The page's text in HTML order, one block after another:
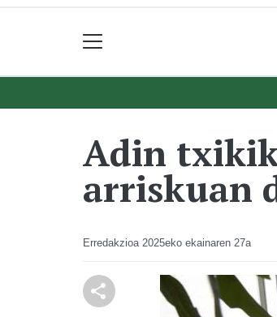
Adin
arriskuan
Erredakzioa 2025eko ekainaren 27a